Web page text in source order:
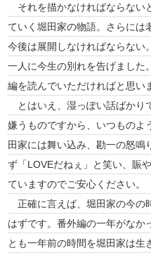
それを描かなければならない
ていく堀田家の物語。さらには
今後は展開しなければならない
一人に今生の別れを告げました
編を読んでいただければと思い
とはいえ、湿っぽい話ばかり
嫌うものですから、いつものよ
田家には舞い込み、勘一の怒鳴
ず「LOVEだねぇ」と笑い、賑
ていますのでご安心ください。
正確に言えば、堀田家の今の
はずです。番外編の一年がなか
とも一年前の時間を堀田家は生